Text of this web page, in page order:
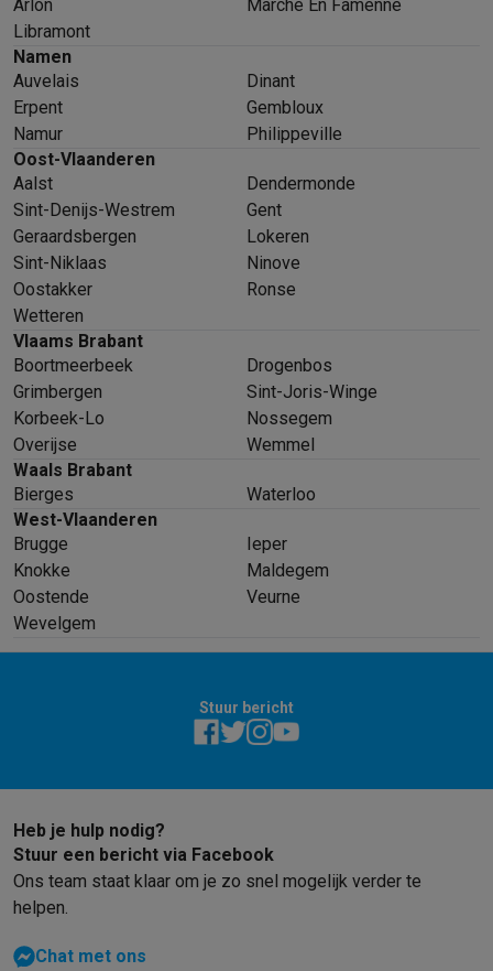
Arlon
Marche En Famenne
Libramont
Namen
Auvelais
Dinant
Erpent
Gembloux
Namur
Philippeville
Oost-Vlaanderen
Aalst
Dendermonde
Sint-Denijs-Westrem
Gent
Geraardsbergen
Lokeren
Sint-Niklaas
Ninove
Oostakker
Ronse
Wetteren
Vlaams Brabant
Boortmeerbeek
Drogenbos
Grimbergen
Sint-Joris-Winge
Korbeek-Lo
Nossegem
Overijse
Wemmel
Waals Brabant
Bierges
Waterloo
West-Vlaanderen
Brugge
Ieper
Knokke
Maldegem
Oostende
Veurne
Wevelgem
Stuur bericht
Heb je hulp nodig?
Stuur een bericht via Facebook
Ons team staat klaar om je zo snel mogelijk verder te
helpen.
Chat met ons